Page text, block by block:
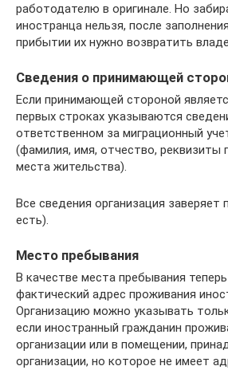
работодателю в оригинале. Но
иностранца нельзя, после
прибытии их нужно возвратить
Сведения о принимающей
Если принимающей стороной
первых строках указываются
ответственном за миграционный
(фамилия, имя, отчество, реквизиты
места жительства).
Все сведения организация заверяет
есть).
Место пребывания
В качестве места пребывания
фактический адрес проживания
Организацию можно указывать
если иностранный гражданин
организации или в помещении,
организации, но которое не имеет